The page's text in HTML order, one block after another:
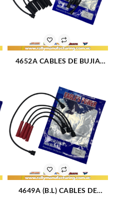
4652A CABLES DE BUJIA
4649A (B.L) CABLES DE